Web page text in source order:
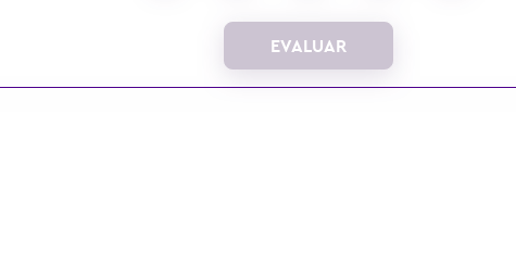
EVALUAR